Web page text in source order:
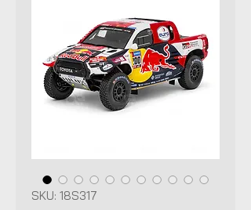
SKU: 18S317